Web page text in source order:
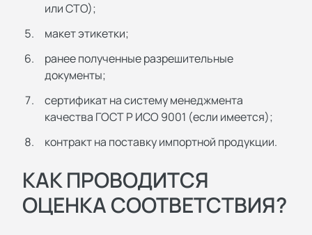
или СТО);
макет этикетки;
ранее полученные разрешительные
документы;
сертификат на систему менеджмента
качества ГОСТ Р ИСО 9001 (если имеется);
контракт на поставку импортной продукции.
КАК ПРОВОДИТСЯ
ОЦЕНКА СООТВЕТСТВИЯ?